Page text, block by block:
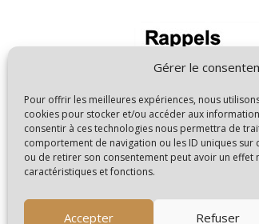
Gérer le
Pour offrir les meilleures expériences, nous
cookies pour stocker et/ou accéder aux
consentir à ces technologies nous permettra de
comportement de navigation ou les ID uniques sur
ou de retirer son consentement peut avoir un effet
caractéristiques et fonctions.
Accepter Refuser